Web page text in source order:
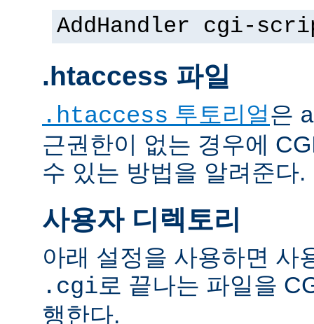
AddHandler cgi-
.htaccess 파일
.htaccess 투토리얼은
근권한이 없는 경우에
수 있는 방법을 알려준다.
사용자 디렉토리
아래 설정을 사용하면 사
.cgi로 끝나는 파일을
행한다.